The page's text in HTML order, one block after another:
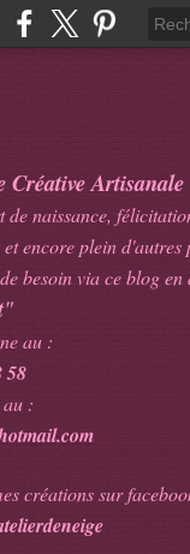
Créative Artisanale
naissance,
encore plein d'autres
besoin via ce blog
"
au :
58
:
créations sur